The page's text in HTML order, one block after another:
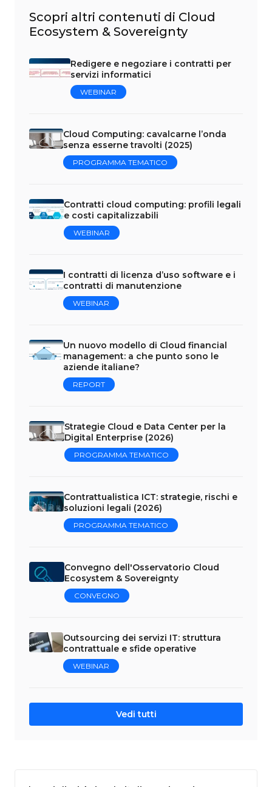
Scopri altri contenuti di Cloud
Ecosystem & Sovereignty
Redigere e negoziare i contratti per
servizi informatici
WEBINAR
Cloud Computing: cavalcarne l’onda
senza esserne travolti (2025)
PROGRAMMA TEMATICO
Contratti cloud computing: profili legali
e costi capitalizzabili
WEBINAR
I contratti di licenza d’uso software e i
contratti di manutenzione
WEBINAR
Un nuovo modello di Cloud financial
management: a che punto sono le
aziende italiane?
REPORT
Strategie Cloud e Data Center per la
Digital Enterprise (2026)
PROGRAMMA TEMATICO
Contrattualistica ICT: strategie, rischi e
soluzioni legali (2026)
PROGRAMMA TEMATICO
Convegno dell'Osservatorio Cloud
Ecosystem & Sovereignty
CONVEGNO
Outsourcing dei servizi IT: struttura
contrattuale e sfide operative
WEBINAR
Vedi tutti